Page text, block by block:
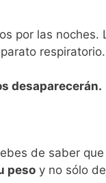
por las
respiratorio.
desaparecerán.
de saber
peso y no sólo